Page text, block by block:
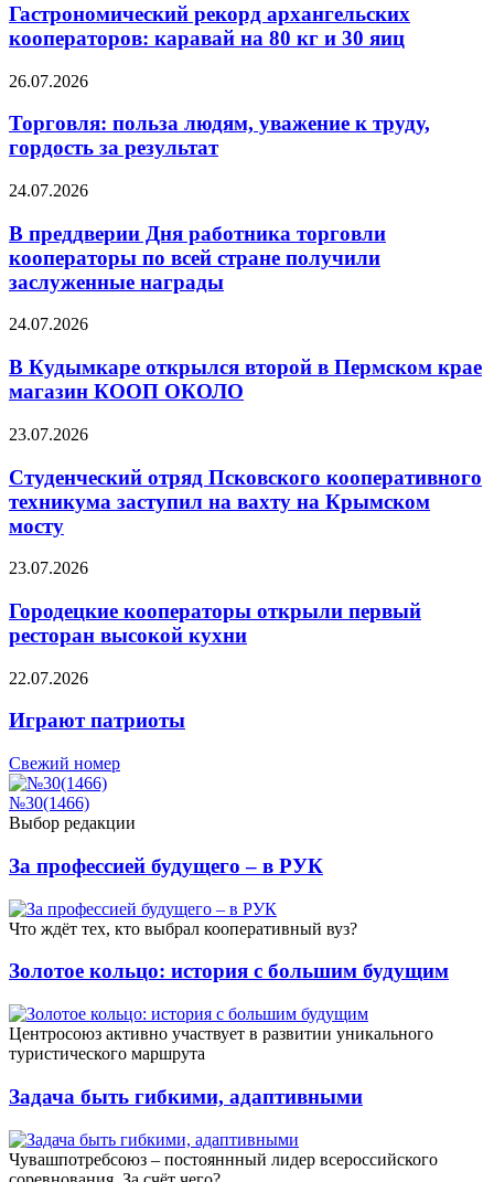
Гастрономический рекорд архангельских
кооператоров: каравай на 80 кг и 30 яиц
26.07.2026
Торговля: польза людям, уважение к труду,
гордость за результат
24.07.2026
В преддверии Дня работника торговли
кооператоры по всей стране получили
заслуженные награды
24.07.2026
В Кудымкаре открылся второй в Пермском крае
магазин КООП ОКОЛО
23.07.2026
Студенческий отряд Псковского кооперативного
техникума заступил на вахту на Крымском
мосту
23.07.2026
Городецкие кооператоры открыли первый
ресторан высокой кухни
22.07.2026
Играют патриоты
Свежий номер
№30(1466)
Выбор редакции
За профессией будущего – в РУК
Что ждёт тех, кто выбрал кооперативный вуз?
Золотое кольцо: история с большим будущим
Центросоюз активно участвует в развитии уникального
туристического маршрута
Задача быть гибкими, адаптивными
Чувашпотребсоюз – постояннный лидер всероссийского